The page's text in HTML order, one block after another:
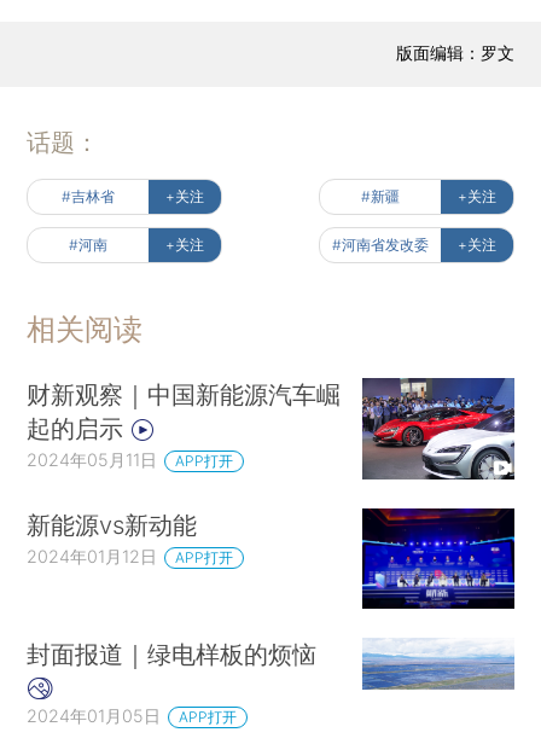
版面编辑：罗文
话题：
#吉林省 +关注 #新疆 +关注
#河南 +关注 #河南省发改委 +关注
相关阅读
财新观察｜中国新能源汽车崛
起的启示
2024年05月11日 APP打开
新能源vs新动能
2024年01月12日 APP打开
封面报道｜绿电样板的烦恼
2024年01月05日 APP打开